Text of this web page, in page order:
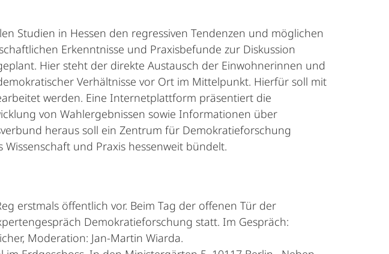
Studien in Hessen den regressiven Tendenzen und möglichen
Erkenntnisse und Praxisbefunde zur Diskussion
Hier steht der direkte Austausch der Einwohnerinnen und
Verhältnisse vor Ort im Mittelpunkt. Hierfür soll mit
werden. Eine Internetplattform präsentiert die
von Wahlergebnissen sowie Informationen über
heraus soll ein Zentrum für Demokratieforschung
und Praxis hessenweit bündelt.
erstmals öffentlich vor. Beim Tag der offenen Tür der
Demokratieforschung statt. Im Gespräch:
Moderation: Jan-Martin Wiarda.